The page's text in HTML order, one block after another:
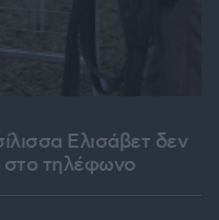
Ελισάβετ δεν
στο τηλέφωνο